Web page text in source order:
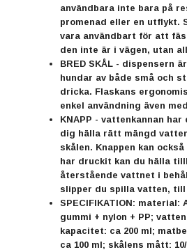
användbara inte bara på
promenad eller en utflykt.
vara användbart för att
den inte är i vägen, utan
BRED SKÅL - dispensern
hundar av både små och
dricka. Flaskans
enkel användning även
KNAPP - vattenkannan har
dig hälla rätt mängd
skålen. Knappen kan
har druckit kan du hälla
återstående vattnet i
slipper du spilla vatten, till
SPECIFIKATION: material:
gummi + nylon + PP;
kapacitet: ca 200 ml;
ca 100 ml; skålens mått: